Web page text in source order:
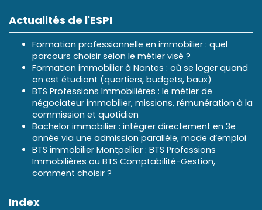
Actualités de l'ESPI
Formation professionnelle en immobilier : quel
parcours choisir selon le métier visé ?
Formation immobilier à Nantes : où se loger quand
on est étudiant (quartiers, budgets, baux)
BTS Professions Immobilières : le métier de
négociateur immobilier, missions, rémunération à la
commission et quotidien
Bachelor immobilier : intégrer directement en 3e
année via une admission parallèle, mode d’emploi
BTS immobilier Montpellier : BTS Professions
Immobilières ou BTS Comptabilité-Gestion,
comment choisir ?
Index